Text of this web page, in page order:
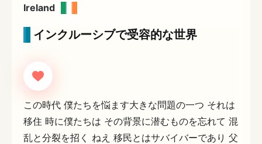
Ireland
インクルーシブで受容的な世界
この時代 僕たちを悩ます大きな問題の一つ それは
移住 時に僕たちは その背景に潜むものを忘れて 混
乱と分裂を招く ねえ 移民とはサバイバーであり 父